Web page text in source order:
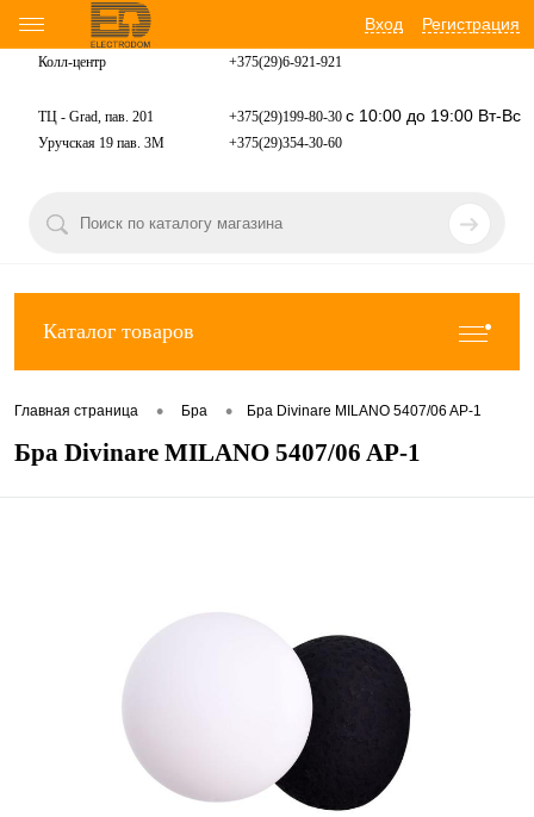
Вход Регистрация
Колл-центр +375(29)6-921-921
ТЦ - Grad, пав. 201 +375(29)199-80-30 с 10:00 до 19:00 Вт-Вс
Уручская 19 пав. 3М +375(29)354-30-60
Каталог товаров
Главная страница • Бра • Бра Divinare MILANO 5407/06 AP-1
Бра Divinare MILANO 5407/06 AP-1